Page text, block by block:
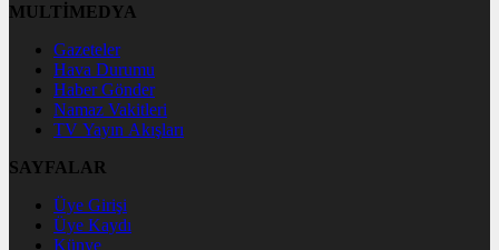
MULTİMEDYA
Gazeteler
Hava Durumu
Haber Gönder
Namaz Vakitleri
TV Yayın Akışları
SAYFALAR
Üye Girişi
Üye Kaydı
Künye